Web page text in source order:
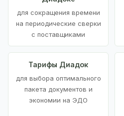
для сокращения времени
на периодические сверки
с поставщиками
Тарифы Диадок
для выбора оптимального
пакета документов и
экономии на ЭДО